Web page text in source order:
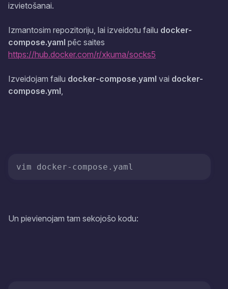
izvietošanai.
Izmantosim repozitoriju, lai izveidotu failu docker-
compose.yaml pēc saites
https://hub.docker.com/r/xkuma/socks5
Izveidojam failu docker-compose.yaml vai docker-
compose.yml,
Un pievienojam tam sekojošo kodu: